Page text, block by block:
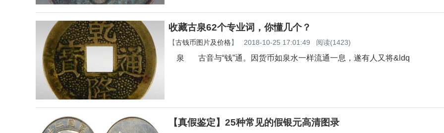
收藏古泉62个专业词，你懂几个？
【古钱币图片及价格】 2018-10-25 17:01:49 阅读(1423)
泉 古音与“钱”通。因货币如泉水一样流通一息，遂有人又将&ldq
【真假鉴定】25种常见的假银元高清图录